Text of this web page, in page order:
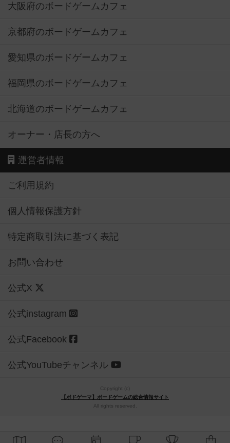
大阪府のボードゲームカフェ
京都府のボードゲームカフェ
愛知県のボードゲームカフェ
福岡県のボードゲームカフェ
北海道のボードゲームカフェ
オーナー・店長の方へ
運営者情報
ご利用規約
個人情報保護方針
特定商取引法に基づく表記
お問い合わせ
公式X
公式instagram
公式Facebook
公式YouTubeチャンネル
Copyright (c)
【ボドゲーマ】ボードゲームの総合情報サイト
All rights reserved.